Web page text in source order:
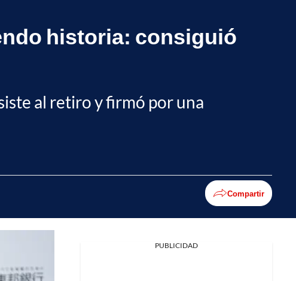
historia: consiguió
al retiro y firmó por una
Compartir
PUBLICIDAD